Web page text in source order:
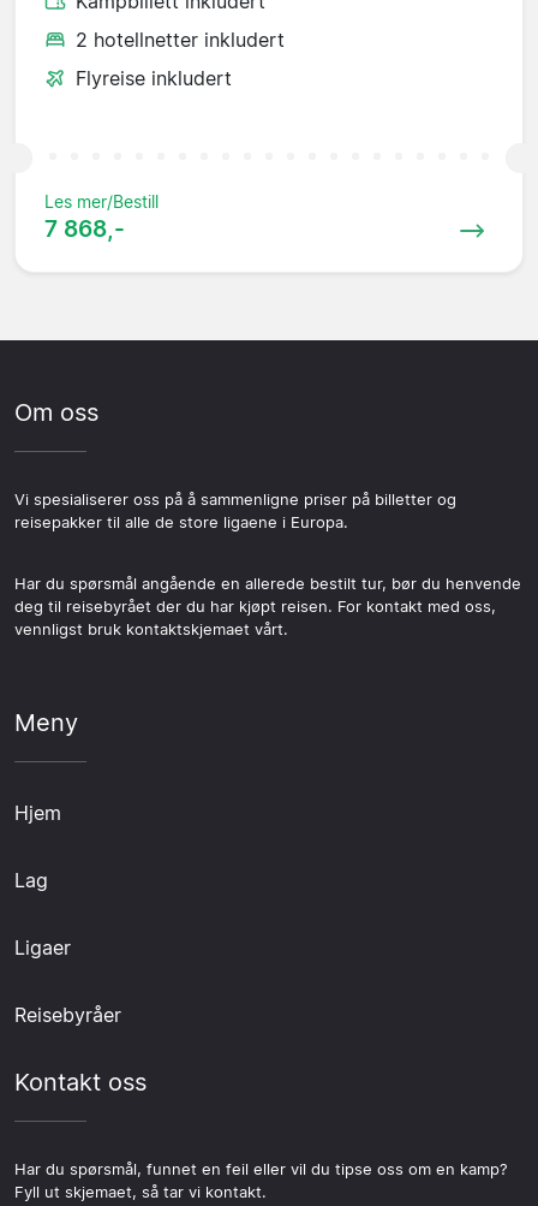
2 hotellnetter inkludert
Flyreise inkludert
Les mer/Bestill
7 868,-
Om oss
Vi spesialiserer oss på å sammenligne priser på billetter og
reisepakker til alle de store ligaene i Europa.
Har du spørsmål angående en allerede bestilt tur, bør du henvende
deg til reisebyrået der du har kjøpt reisen. For kontakt med oss,
vennligst bruk kontaktskjemaet vårt.
Meny
Hjem
Lag
Ligaer
Reisebyråer
Kontakt oss
Har du spørsmål, funnet en feil eller vil du tipse oss om en kamp?
Fyll ut skjemaet, så tar vi kontakt.